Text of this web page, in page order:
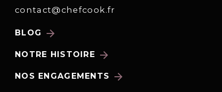
contact@chefcook.fr
BLOG arrow_forward
NOTRE HISTOIRE arrow_forward
NOS ENGAGEMENTS arrow_forward